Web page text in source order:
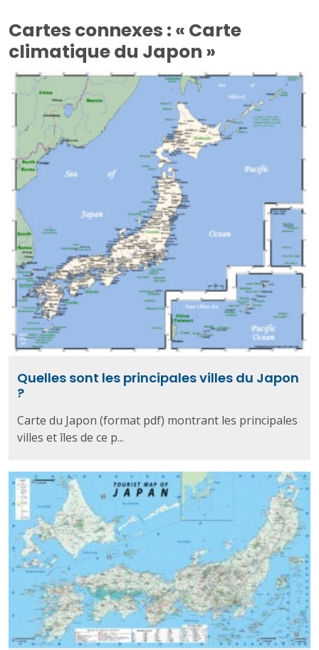
Cartes connexes : « Carte
climatique du Japon »
Quelles sont les principales villes du Japon
?
Carte du Japon (format pdf) montrant les principales
villes et îles de ce p...